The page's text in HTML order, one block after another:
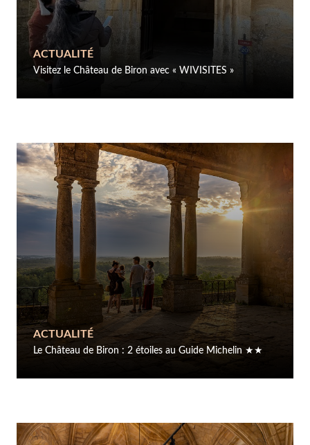
ACTUALITÉ
Visitez le Château de Biron avec « WIVISITES »
ACTUALITÉ
Le Château de Biron : 2 étoiles au Guide Michelin ★★